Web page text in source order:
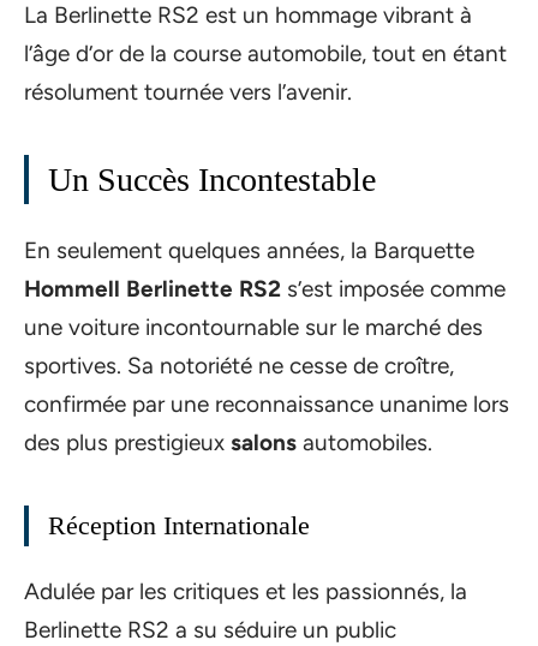
La Berlinette RS2 est un hommage vibrant à
l’âge d’or de la course automobile, tout en étant
résolument tournée vers l’avenir.
Un Succès Incontestable
En seulement quelques années, la Barquette
Hommell Berlinette RS2 s’est imposée comme
une voiture incontournable sur le marché des
sportives. Sa notoriété ne cesse de croître,
confirmée par une reconnaissance unanime lors
des plus prestigieux salons automobiles.
Réception Internationale
Adulée par les critiques et les passionnés, la
Berlinette RS2 a su séduire un public